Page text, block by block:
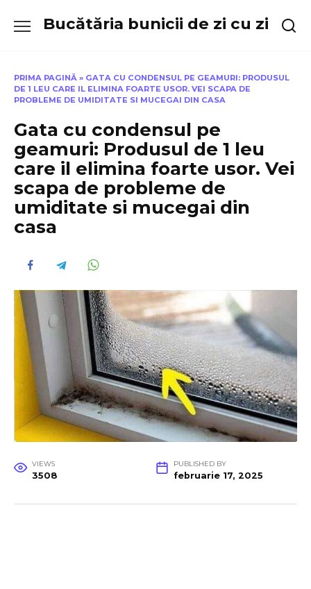
Bucătăria bunicii de zi cu zi
PRIMA PAGINĂ » GATA CU CONDENSUL PE GEAMURI: PRODUSUL
DE 1 LEU CARE IL ELIMINA FOARTE USOR. VEI SCAPA DE
PROBLEME DE UMIDITATE SI MUCEGAI DIN CASA
Gata cu condensul pe
geamuri: Produsul de 1 leu
care il elimina foarte usor. Vei
scapa de probleme de
umiditate si mucegai din
casa
VIEWS
3508
PUBLISHED BY
februarie 17, 2025